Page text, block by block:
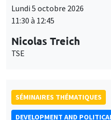
Lundi 5 octobre 2026
11:30 à 12:45
Nicolas Treich
TSE
SÉMINAIRES THÉMATIQUES
DEVELOPMENT AND